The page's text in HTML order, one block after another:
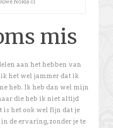
mis
aan het hebben van
ik het wel jammer dat ik
heb. Ik heb dan wel mijn
die heb ik niet altijd
is het ook wel fijn dat je
de ervaring, zonder je te